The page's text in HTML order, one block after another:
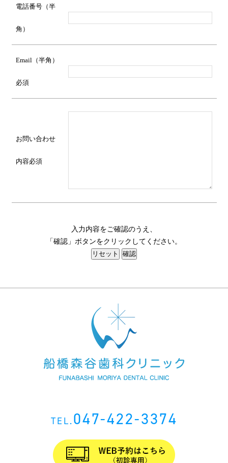
電話番号（半
角）
Email（半角）
必須
お問い合わせ
内容必須
入力内容をご確認のうえ、
「確認」ボタンをクリックしてください。
TEL.047-422-3374